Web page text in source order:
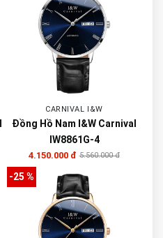
CARNIVAL I&W
Đồng Hồ Nam I&W Carnival
IW8861G-4
4.150.000 đ 5.560.000 đ
-25 %